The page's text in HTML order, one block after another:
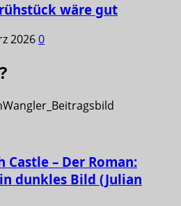
wäre gut
20260
– Der Roman:
dunkles Bild (Julian